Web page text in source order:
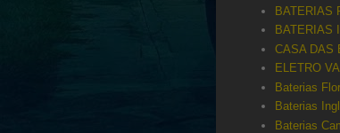
BATERIAS
BATERIAS
CASA DAS
ELETRO
Baterias
Baterias
Baterias